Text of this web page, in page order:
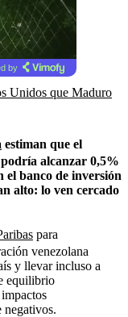
by
Unidos que Maduro
estiman que el
alcanzar 0,5%
banco de inversión
alto: lo ven cercado
para
venezolana
y llevar incluso a
equilibrio
negativos.